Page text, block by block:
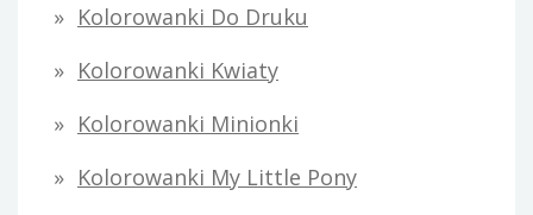
Kolorowanki Do Druku
Kolorowanki Kwiaty
Kolorowanki Minionki
Kolorowanki My Little Pony